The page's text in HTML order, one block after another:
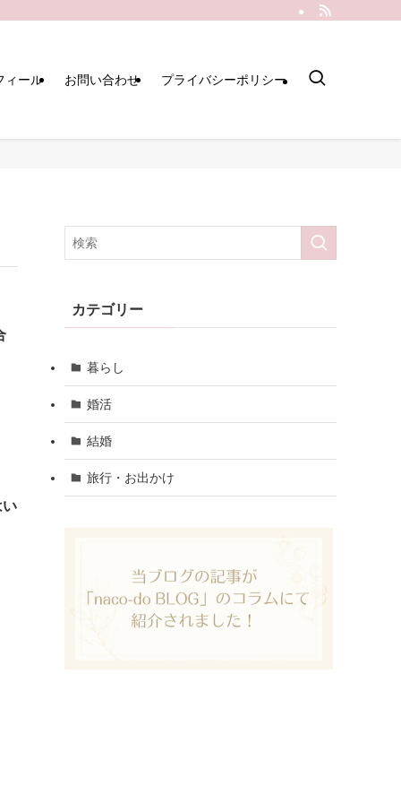
ィール お問い合わせ プライバシーポリシー
カテゴリー
暮らし
婚活
結婚
旅行・お出かけ